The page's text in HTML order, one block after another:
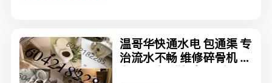
温哥华快通水电 包通渠 专
治流水不畅 维修碎骨机 水